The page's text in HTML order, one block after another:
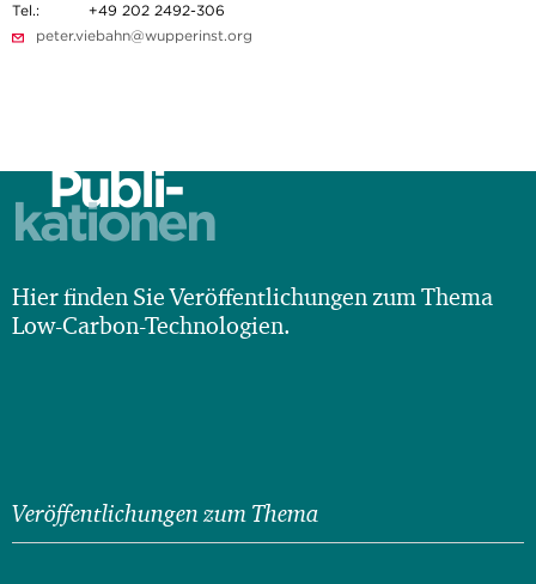
Tel.:
+49 202 2492-306
peter.viebahn@wupperinst.org
Publi-
kationen
Hier finden Sie Veröffentlichungen zum Thema
Low-Carbon-Technologien.
Veröffentlichungen zum Thema